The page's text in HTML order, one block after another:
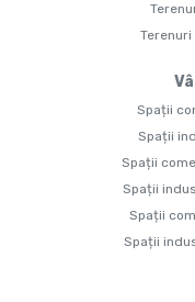
Spații
Spații
Spații
Spații
Spații
Spații